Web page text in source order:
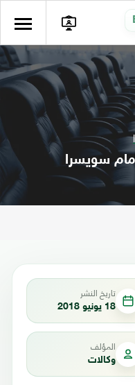
سويسرا
تاريخ النشر
18 يونيو 2018
المؤلف
وكالات